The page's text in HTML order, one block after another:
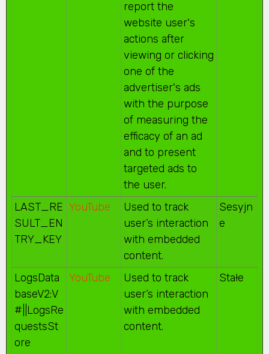
report the
website user's
actions after
viewing or clicking
one of the
advertiser's ads
with the purpose
of measuring the
efficacy of an ad
and to present
targeted ads to
the user.
LAST_RE
SULT_EN
TRY_KEY
YouTube
Used to track
user’s interaction
with embedded
content.
Sesyjn
e
LogsData
baseV2:V
#||LogsRe
questsSt
ore
YouTube
Used to track
user’s interaction
with embedded
content.
Stałe